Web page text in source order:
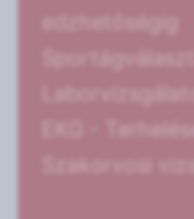
EKG -
Szakorvosi